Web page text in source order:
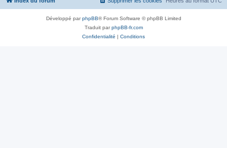
Développé parphpBB® Forum Software © phpBB Limited
Traduit parphpBB-fr.com
Confidentialité | Conditions